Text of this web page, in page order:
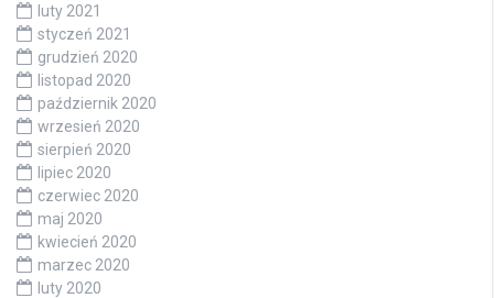
luty 2021
styczeń 2021
grudzień 2020
listopad 2020
październik 2020
wrzesień 2020
sierpień 2020
lipiec 2020
czerwiec 2020
maj 2020
kwiecień 2020
marzec 2020
luty 2020